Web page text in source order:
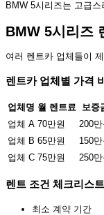
BMW 5시리즈는 고급
BMW 5시리즈
여러 렌트카 업체들이
렌트카 업체별 가격
업체명 월 렌트료 보증
업체 A 70만원
200만
업체 B 65만원
150만
업체 C 75만원 250만
렌트 조건 체크리스트
최소 계약 기간